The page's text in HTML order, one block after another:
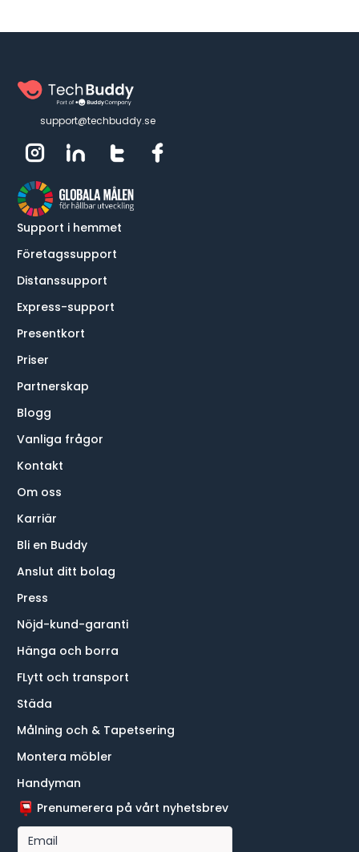
support@techbuddy.se
Support i hemmet
Företagssupport
Distanssupport
Express-support
Presentkort
Priser
Partnerskap
Blogg
Vanliga frågor
Kontakt
Om oss
Karriär
Bli en Buddy
Anslut ditt bolag
Press
Nöjd-kund-garanti
Hänga och borra
FLytt och transport
Städa
Målning och & Tapetsering
Montera möbler
Handyman
Prenumerera på vårt nyhetsbrev